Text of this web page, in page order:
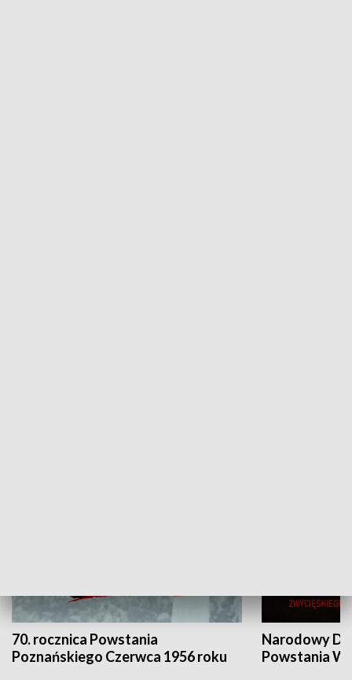
70. rocznica Powstania
Poznańskiego Czerwca 1956 roku
Narodowy
Powstania